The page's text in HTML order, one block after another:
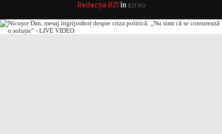
Redacția BZI în BZI.RO